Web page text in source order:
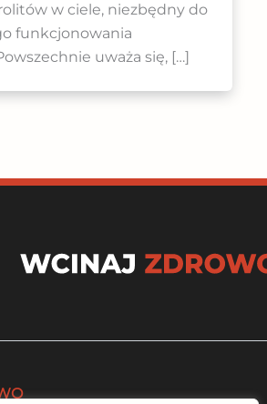
w ciele, niezbędny do
funkcjonowania
uważa się, […]